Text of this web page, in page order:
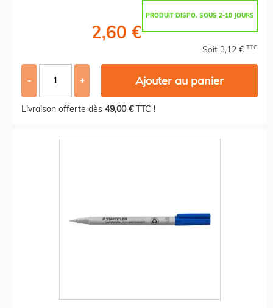
PRODUIT DISPO. SOUS 2-10 JOURS
2,60 €
Soit 3,12 € TTC
- + Ajouter au panier
Livraison offerte dès 49,00 €TTC !